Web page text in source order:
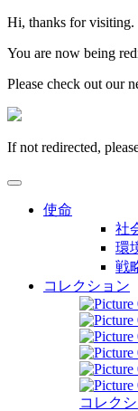
Hi, thanks for visiting.
You are now being
Please check out our
If not redirected,
使命
社
環
戦
コレクション
コレク